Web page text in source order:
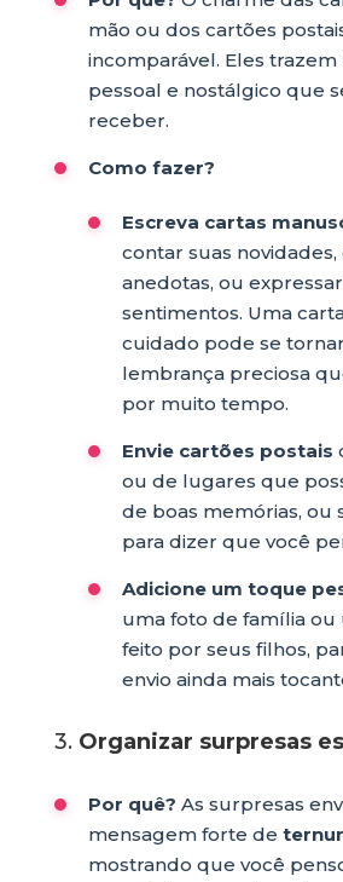
mão ou dos cartões
incomparável. Eles
pessoal e nostálgico que
receber.
Como fazer?
Escreva cartas
contar suas
anedotas, ou
sentimentos. Uma
cuidado pode se
lembrança preciosa
por muito tempo.
Envie cartões postais
ou de lugares que
de boas memórias, ou
para dizer que você
Adicione um toque
uma foto de família ou
feito por seus filhos,
envio ainda mais
3. Organizar surpresas
Por quê? As surpresas
mensagem forte de
mostrando que você